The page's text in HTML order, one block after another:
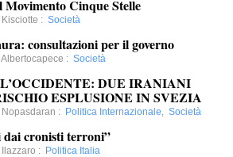
Cinque Stelle
Kisciotte : Società
consultazioni per il governo
Albertocapece : Società
L’OCCIDENTE: DUE IRANIANI
ESPLUSIONE IN SVEZIA
Nopasdaran : Politica Internazionale, Società
cronisti terroni”
Ilazzaro : Politica Italia